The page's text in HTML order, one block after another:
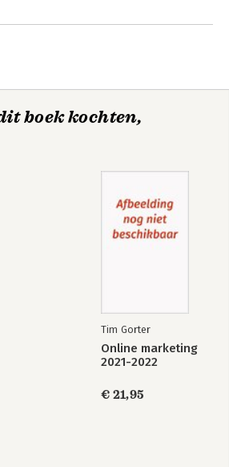
boek kochten,
Tim Gorter
Online marketing
2021-2022
€ 21,95